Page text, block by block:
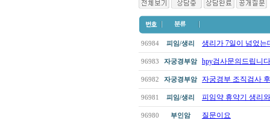
96984 피임/생리 생리가 7일이 넘었는
96983 자궁경부암 hpy검사문의드립니
96982 자궁경부암 자궁경부 조직검사
96981 피임/생리 피임약 휴약기 생리
96980 부인암 질문이요